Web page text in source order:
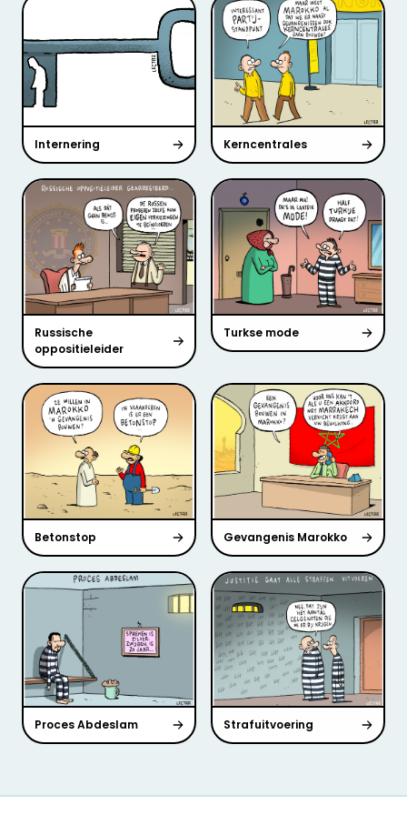
Internering Kerncentrales
Russische
oppositieleider
Turkse mode
Betonstop Gevangenis Marokko
Proces Abdeslam Strafuitvoering